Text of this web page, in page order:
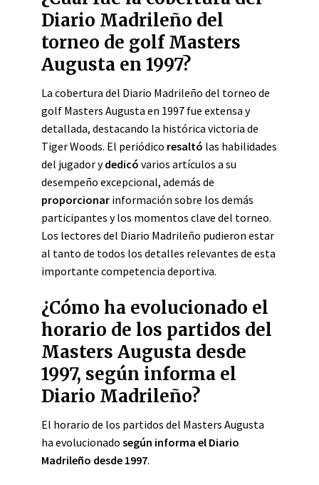
Diario Madrileño del
torneo de golf Masters
Augusta en 1997?
La cobertura del Diario Madrileño del torneo de
golf Masters Augusta en 1997 fue extensa y
detallada, destacando la histórica victoria de
Tiger Woods. El periódico resaltó las habilidades
del jugador ydedicó varios artículos a su
desempeño excepcional, además de
proporcionar información sobre los demás
participantes y los momentos clave del torneo.
Los lectores del Diario Madrileño pudieron estar
al tanto de todos los detalles relevantes de esta
importante competencia deportiva.
¿Cómo ha evolucionado el
horario de los partidos del
Masters Augusta desde
1997, según informa el
Diario Madrileño?
El horario de los partidos del Masters Augusta
ha evolucionado según informa el Diario
Madrileño desde 1997.